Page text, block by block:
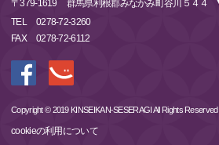
〒379-1619
群馬県利根郡みなかみ町谷川５４４
TEL
0278-72-3260
FAX
0278-72-6112
Copyright © 2019 KINSEIKAN-SESERAGI All Rights Reserved.
cookieの利用について